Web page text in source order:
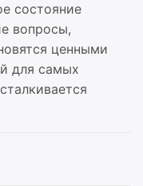
состояние
вопросы,
ценными
для самых